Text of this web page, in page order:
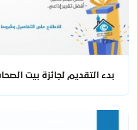
بدء التقديم لجائزة بيت الصحافة